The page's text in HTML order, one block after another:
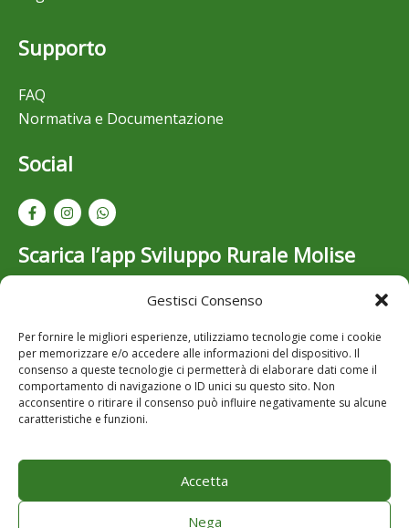
Gestisci Consenso
Per fornire le migliori esperienze, utilizziamo tecnologie come i cookie
per memorizzare e/o accedere alle informazioni del dispositivo. Il
consenso a queste tecnologie ci permetterà di elaborare dati come il
comportamento di navigazione o ID unici su questo sito. Non
acconsentire o ritirare il consenso può influire negativamente su alcune
caratteristiche e funzioni.
Accetta
Nega
Supporto
FAQ
Normativa e Documentazione
Social
Scarica l’app Sviluppo Rurale Molise
Resta aggiornato su bandi, opportunità e novità dello
per iOS e Android..
Privacy